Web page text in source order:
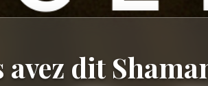
avez dit